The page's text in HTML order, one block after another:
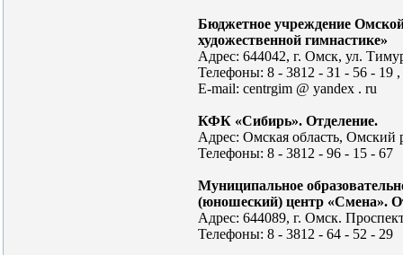
Бюджетное учреждение
художественной гимнастике»
Адрес: 644042, г. Омск, ул.
Телефоны: 8 - 3812 - З1 - 56 - 19
E-mail: centrgim @ yandex . ru
КФК «Сибирь». Отделение.
Адрес: Омская область, Омский
Телефоны: 8 - 3812 - 96 - 15 - 67
Муниципальное
(юношеский) центр «Смена».
Адрес: 644089, г. Омск.
Телефоны: 8 - 3812 - 64 - 52 - 29